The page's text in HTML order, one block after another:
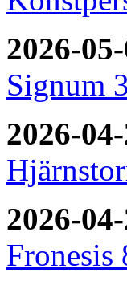
2026-
Signum 3
2026-
2026-
Fronesis